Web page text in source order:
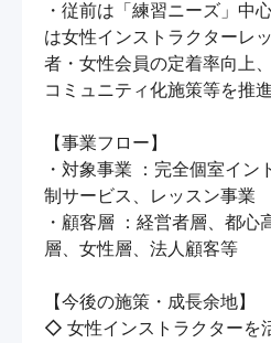
・従前は「練習ニーズ」中
は女性インストラクターレ
者・女性会員の定着率向上
コミュニティ化施策等を推
【事業フロー】
・対象事業 ：完全個室イン
制サービス、レッスン事業
・顧客層 ：経営者層、都心
層、女性層、法人顧客等
【今後の施策・成長余地】
◇ 女性インストラクターを